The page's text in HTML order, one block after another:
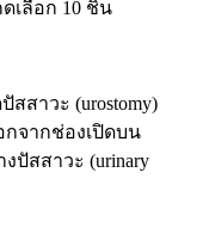
เลือก 10 ชิ้น
สาวะ (urostomy)
จากช่องเปิดบน
ปัสสาวะ (urinary